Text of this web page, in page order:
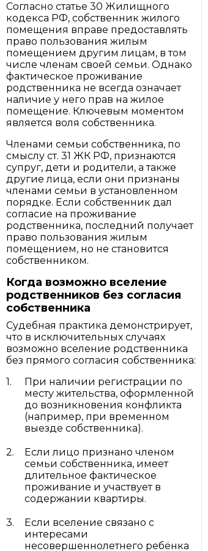
Согласно статье 30 Жилищного
кодекса РФ, собственник жилого
помещения вправе предоставлять
право пользования жилым
помещением другим лицам, в том
числе членам своей семьи. Однако
фактическое проживание
родственника не всегда означает
наличие у него прав на жилое
помещение. Ключевым моментом
является воля собственника.
Членами семьи собственника, по
смыслу ст. 31 ЖК РФ, признаются
супруг, дети и родители, а также
другие лица, если они признаны
членами семьи в установленном
порядке. Если собственник дал
согласие на проживание
родственника, последний получает
право пользования жилым
помещением, но не становится
собственником.
Когда возможно вселение
родственников без согласия
собственника
Судебная практика демонстрирует,
что в исключительных случаях
возможно вселение родственника
без прямого согласия собственника:
При наличии регистрации по
месту жительства, оформленной
до возникновения конфликта
(например, при временном
выезде собственника).
Если лицо признано членом
семьи собственника, имеет
длительное фактическое
проживание и участвует в
содержании квартиры.
Если вселение связано с
интересами
несовершеннолетнего ребёнка